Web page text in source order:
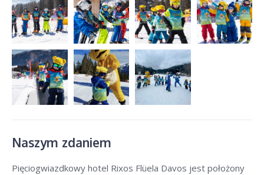
Naszym zdaniem
Pięciogwiazdkowy hotel Rixos Flüela Davos jest położony